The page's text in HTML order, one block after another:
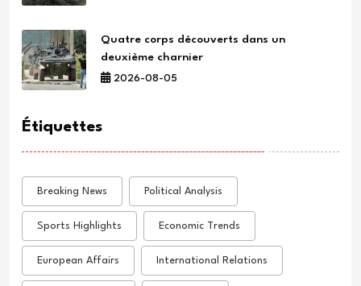
Quatre corps découverts dans un
deuxième charnier
2026-08-05
Étiquettes
Breaking News Political Analysis
Sports Highlights Economic Trends
European Affairs International Relations